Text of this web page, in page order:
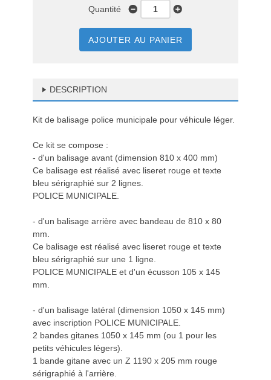
Quantité
AJOUTER AU PANIER
DESCRIPTION
Kit de balisage police municipale pour véhicule léger.
Ce kit se compose :
- d'un balisage avant (dimension 810 x 400 mm)
Ce balisage est réalisé avec liseret rouge et texte
bleu sérigraphié sur 2 lignes.
POLICE MUNICIPALE.
- d'un balisage arrière avec bandeau de 810 x 80
mm.
Ce balisage est réalisé avec liseret rouge et texte
bleu sérigraphié sur une 1 ligne.
POLICE MUNICIPALE et d'un écusson 105 x 145
mm.
- d'un balisage latéral (dimension 1050 x 145 mm)
avec inscription POLICE MUNICIPALE.
2 bandes gitanes 1050 x 145 mm (ou 1 pour les
petits véhicules légers).
1 bande gitane avec un Z 1190 x 205 mm rouge
sérigraphié à l'arrière.